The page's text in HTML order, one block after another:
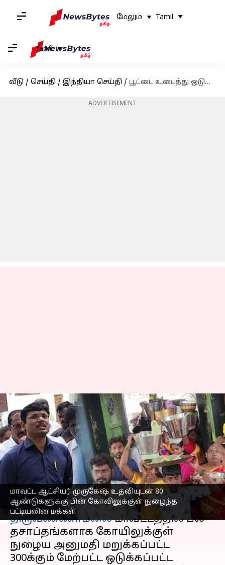
மேலும் Tamil
Tamil
வீடு / செய்தி / இந்தியா செய்தி / பூட்டை உடைத்து ஒடுக்கப்பட்ட மக்களை கோவிலுக்குள் அழைத்து சென்ற மாவட்ட ஆட்சியர்
ADVERTISEMENT
மாவட்ட ஆட்சியர் முருகேஷ் உதவியுடன் 80
ஆண்டுகளுக்கு பின் கோவிலுக்குள் நுழைந்த
பட்டியலின மக்கள்
பூட்டை உடைத்து
ஒடுக்கப்பட்ட மக்களை
கோவிலுக்குள் அழைத்து
சென்ற மாவட்ட ஆட்சியர்
Sindhuja SM Jan 30, 2023 04:03 pm
செய்தி முன்னோட்டம்
திருவண்ணாமலைமாவட்டத்தில் பல
தசாப்தங்களாக கோயிலுக்குள்
நுழைய அனுமதி மறுக்கப்பட்ட
300க்கும் மேற்பட்ட ஒடுக்கப்பட்ட